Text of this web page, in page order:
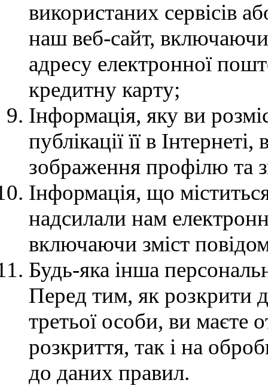
використаних сервісів
наш веб-сайт,
адресу електронної
кредитну карту;
Інформація, яку ви
публікації її в
зображення профілю та
Інформація, що
надсилали нам
включаючи зміст
Будь-яка інша
Перед тим, як розкрити
третьої особи, ви маєте
розкриття, так і на
до даних правил.